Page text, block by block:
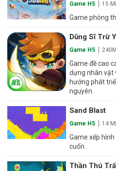
Game H5 15
Game phòng
Dũng Sĩ Trừ
Game H5
Game đề cao
dựng nhân vật
hướng phát
nguyên.
Sand Blast
Game H5 14
Game xếp
cuốn.
Thần Thú